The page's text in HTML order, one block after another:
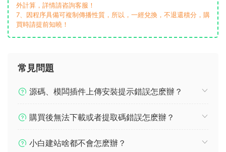
外計算，詳情請咨詢客服！
7、因程序具備可複制傳播性質，所以，一經兌換，不退還積分，購
買時請提前知曉！
常見問題
源碼、模闆插件上傳安裝提示錯誤怎麽辦？
購買後無法下載或者提取碼錯誤怎麽辦？
小白建站啥都不會怎麽辦？